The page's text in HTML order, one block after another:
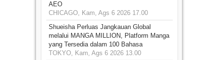
AEO
CHICAGO, Kam, Ags 6 2026 17.00
Shueisha Perluas Jangkauan Global
melalui MANGA MILLION, Platform Manga
yang Tersedia dalam 100 Bahasa
TOKYO, Kam, Ags 6 2026 13.00